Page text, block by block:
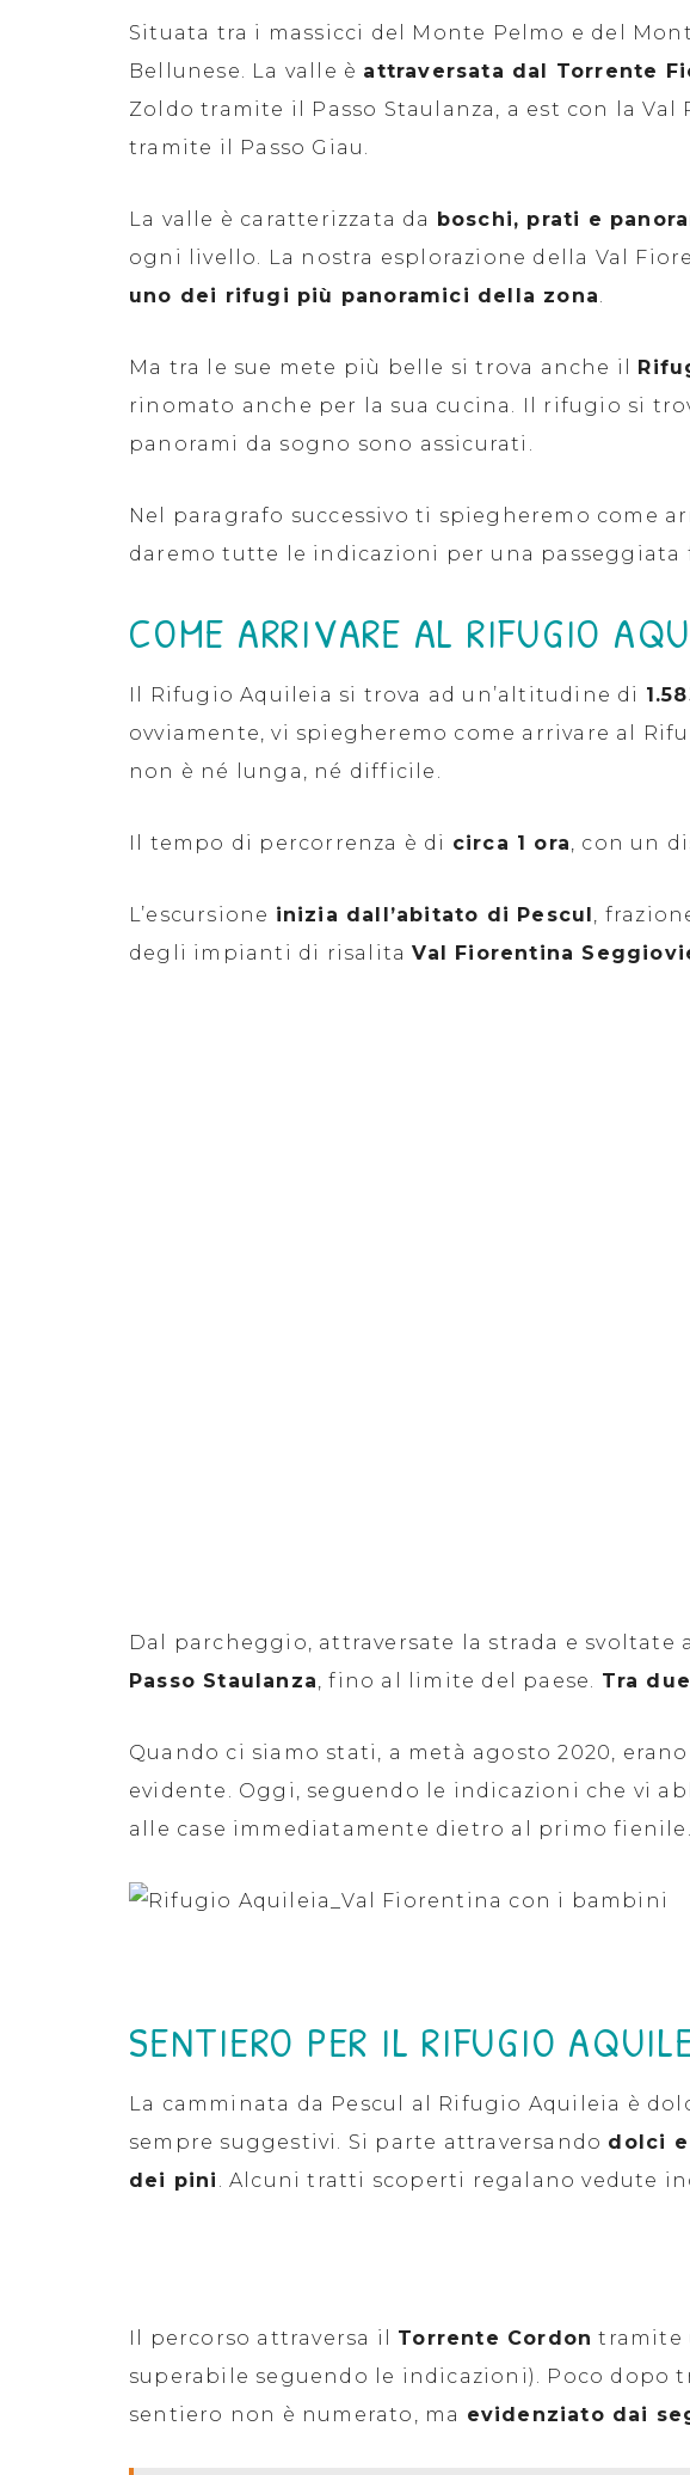
Situata tra i massicci del Monte Pelmo e del
Bellunese. La valle è attraversata dal Torrente
Zoldo tramite il Passo Staulanza, a est con la
tramite il Passo Giau.
La valle è caratterizzata da boschi, prati e
ogni livello. La nostra esplorazione della Val
uno dei rifugi più panoramici della zona
Ma tra le sue mete più belle si trova anche il
rinomato anche per la sua cucina. Il rifugio si
panorami da sogno sono assicurati.
Nel paragrafo successivo ti spiegheremo come
daremo tutte le indicazioni per una passeggiata
COME ARRIVARE AL RIFUGIO
Il Rifugio Aquileia si trova ad un’altitudine di
ovviamente, vi spiegheremo come arrivare al
non è né lunga, né difficile.
Il tempo di percorrenza è di circa 1 ora , con un
L’escursione inizia dall’abitato di Pescul ,
degli impianti di risalitaVal Fiorentina
Dal parcheggio, attraversate la strada e svoltate
Passo Staulanza , fino al limite del paese. Tra
Quando ci siamo stati, a metà agosto 2020,
evidente. Oggi, seguendo le indicazioni che vi
alle case immediatamente dietro al primo fienile.
SENTIERO PER IL RIFUGIO
La camminata da Pescul al Rifugio Aquileia è
sempre suggestivi. Si parte attraversando dolci
dei pini
. Alcuni tratti scoperti regalano vedute
Il percorso attraversa il Torrente Cordon tramite
superabile seguendo le indicazioni). Poco
sentiero non è numerato, ma evidenziato dai